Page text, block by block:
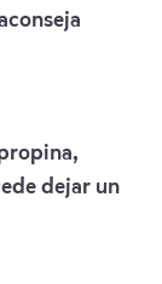
dejar un